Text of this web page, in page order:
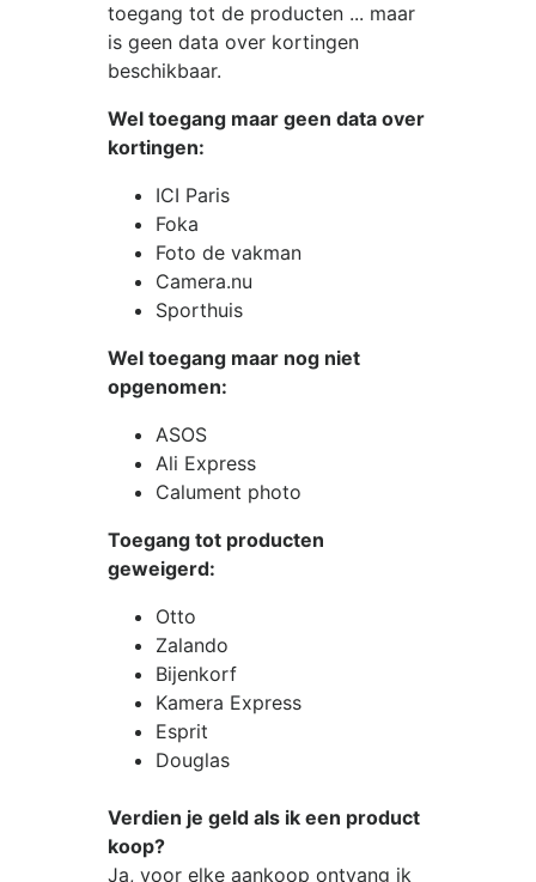
toegang tot de producten ... maar
is geen data over kortingen
beschikbaar.
Wel toegang maar geen data over
kortingen:
ICI Paris
Foka
Foto de vakman
Camera.nu
Sporthuis
Wel toegang maar nog niet
opgenomen:
ASOS
Ali Express
Calument photo
Toegang tot producten
geweigerd:
Otto
Zalando
Bijenkorf
Kamera Express
Esprit
Douglas
Verdien je geld als ik een product
koop?
Ja, voor elke aankoop ontvang ik